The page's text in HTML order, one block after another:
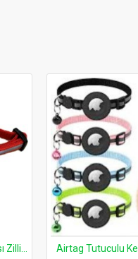
Airtag Tutuculu Kedi Tasması Zilli ve Reflektörlü Mavi
STOK TÜKENDI